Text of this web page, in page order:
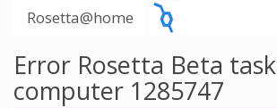
Rosetta@home
Error Rosetta Beta
computer 1285747